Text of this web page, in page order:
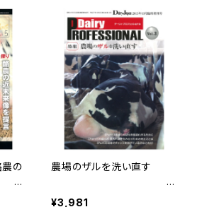
農の
言
農場のザルを洗い直す
Dairy PRO
¥3,981